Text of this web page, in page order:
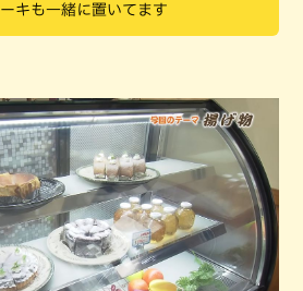
キも一緒に置いてます